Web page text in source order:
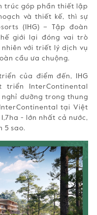
trúc góp phần thiết lập
và thiết kế, thì sự
(IHG) – Tập đoàn
giới lại đóng vai trò
với triết lý dịch vụ
cầu ưa chuộng.
của điểm đến, IHG
InterContinental
dưỡng trong thung
tại Việt
- lớn nhất cả nước,
5 sao.